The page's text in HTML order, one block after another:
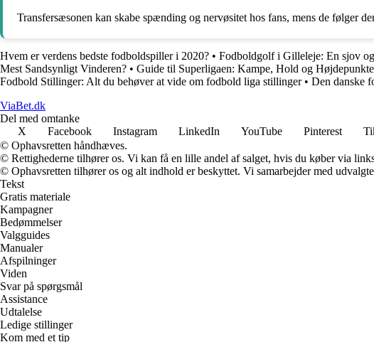
Transfersæsonen kan skabe spænding og nervøsitet hos fans, mens de følger
Hvem er verdens bedste fodboldspiller i 2020? • Fodboldgolf i Gilleleje: En sjov
Mest Sandsynligt Vinderen? • Guide til Superligaen: Kampe, Hold og
Fodbold Stillinger: Alt du behøver at vide om fodbold liga stillinger• Den danske
ViaBet.dk
Del med omtanke
X
Facebook Instagram LinkedIn YouTube Pinterest
© Ophavsretten håndhæves.
© Rettighederne tilhører os. Vi kan få en lille andel af salget, hvis du køber via
© Ophavsretten tilhører os og alt indhold er beskyttet. Vi samarbejder med
Tekst
Gratis materiale
Kampagner
Bedømmelser
Valgguides
Manualer
Afspilninger
Viden
Svar på spørgsmål
Assistance
Udtalelse
Ledige stillinger
Kom med et tip